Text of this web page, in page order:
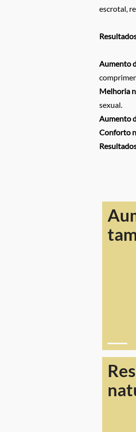
escrotal,
Aumento
Melhoria
sexual.
Aumento
Conforto